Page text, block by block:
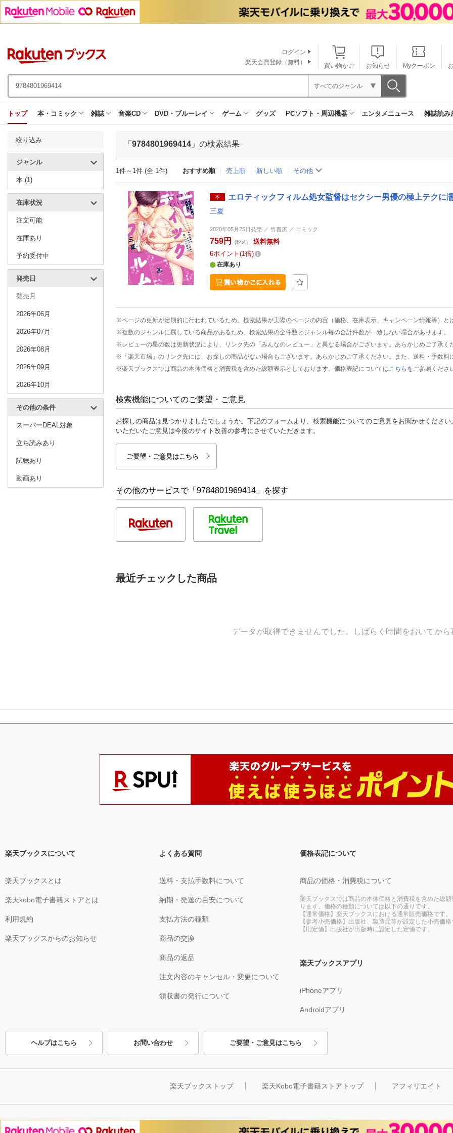
買い物かご お知らせ Myクーポン
ログイン
楽天会員登録（無料）
すべてのジャンル
トップ 本・コミック 雑誌 音楽CD DVD・ブルーレイ ゲーム グッズ PCソフト・周辺機器 エンタメニュース 雑誌読み
絞り込み
ジャンル
本 (1)
在庫状況
注文可能
在庫あり
予約受付中
発売日
発売月
2026年06月
2026年07月
2026年08月
2026年09月
2026年10月
その他の条件
スーパーDEAL対象
立ち読みあり
試聴あり
動画あり
「 9784801969414 」の検索結果
1件～1件 (全 1件) おすすめ順 売上順 新しい順 その他
本 エロティックフィルム処女監督はセクシー男優の極上テク
三夏
2020年05月25日発売 ／ 竹書房 ／ コミック
759円 (税込)
送料無料
6ポイント 1倍
在庫あり
※ページの更新が定期的に行われているため、検索結果が実際のページの内容（価格、在庫表示、キャンペーン情報等）と
※複数のジャンルに属している商品があるため、検索結果の全件数とジャンル毎の合計件数が一致しない場合があります。
※レビューの星の数は更新状況により、リンク先の「みんなのレビュー」と異なる場合がございます。あらかじめご了承く
※「楽天市場」のリンク先には、お探しの商品がない場合もございます。あらかじめご了承ください。また、送料・手数料
※楽天ブックスでは商品の本体価格と消費税を含めた総額表示としております。価格表記については こちら をご参照くださ
検索機能についてのご要望・ご意見
お探しの商品は見つかりましたでしょうか。下記のフォームより、検索機能についてのご意見をお聞かせください
いただいたご意見は今後のサイト改善の参考にさせていただきます。
ご要望・ご意見はこちら
その他のサービスで「9784801969414」を探す
最近チェックした商品
データが取得できませんでした。しばらく時間をおいてから
楽天ブックスについて
楽天ブックスとは
楽天kobo電子書籍ストアとは
利用規約
楽天ブックスからのお知らせ
よくある質問
送料・支払手数料について
納期・発送の目安について
支払方法の種類
商品の交換
商品の返品
注文内容のキャンセル・変更について
領収書の発行について
価格表記について
商品の価格・消費税について
楽天ブックスでは商品の本体価格と消費税を含めた総額
ります。価格の種類については以下の通りです。
【通常価格】楽天ブックスにおける通常販売価格です。
【参考小売価格】出版社、製造元等が設定した小売価格
【旧定価】出版社が出版時に設定した定価です。
楽天ブックスアプリ
iPhoneアプリ
Androidアプリ
ヘルプはこちら お問い合わせ ご要望・ご意見はこちら
楽天ブックストップ 楽天Kobo電子書籍ストアトップ アフィリエイト